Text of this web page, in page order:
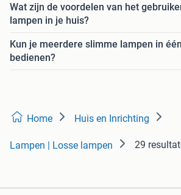
Wat zijn de voordelen van het
lampen in je huis?
Kun je meerdere slimme lampen in
bedienen?
Home Huis en Inrichting
Lampen | Losse lampen 29